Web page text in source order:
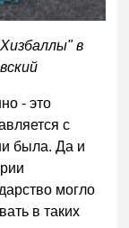
в
- это
с
была. Да и
могло
в таких